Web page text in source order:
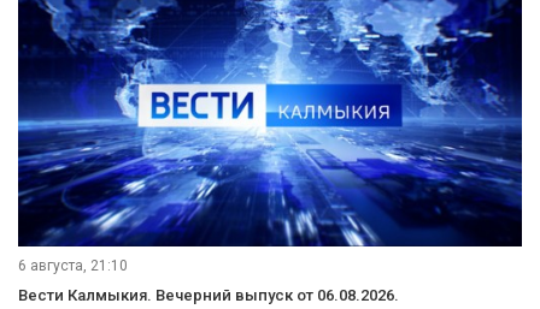
6 августа, 21:10
Вести Калмыкия. Вечерний выпуск от 06.08.2026.